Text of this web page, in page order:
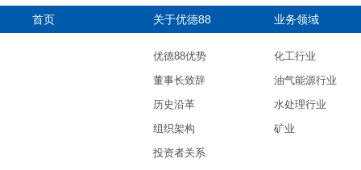
首页 关于优德88
优德88优势
董事长致辞
历史沿革
组织架构
投资者关系
业务领域
化工行业
油气能源行业
水处理行业
矿业